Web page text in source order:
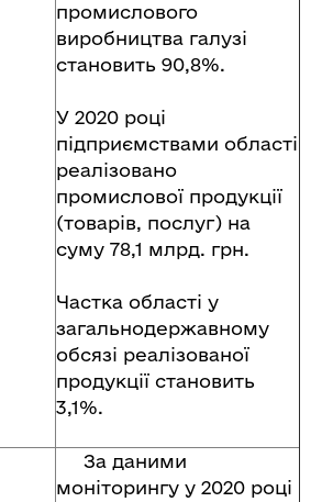
промислового
виробництва галузі
становить 90,8%.
У 2020 році
підприємствами області
реалізовано
промислової продукції
(товарів, послуг) на
суму 78,1 млрд. грн.
Частка області у
загальнодержавному
обсязі реалізованої
продукції становить
3,1%.
За даними
моніторингу у 2020 році